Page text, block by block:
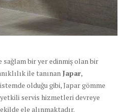
bir yer edinmiş olan bir
ile tanınan Japar,
olduğu gibi, Japar gömme
servis hizmetleri devreye
ele alınmaktadır.